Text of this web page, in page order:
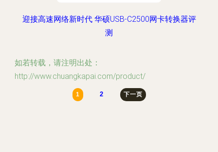
迎接高速网络新时代 华硕USB-C2500网卡转换器评
测
如若转载，请注明出处：
http://www.chuangkapai.com/product/
1 2 下一页